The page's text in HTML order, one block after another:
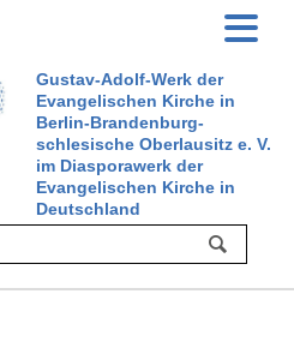
Gustav-Adolf-Werk der
Evangelischen Kirche in
Berlin-Brandenburg-
schlesische Oberlausitz e. V.
im Diasporawerk der
Evangelischen Kirche in
Deutschland